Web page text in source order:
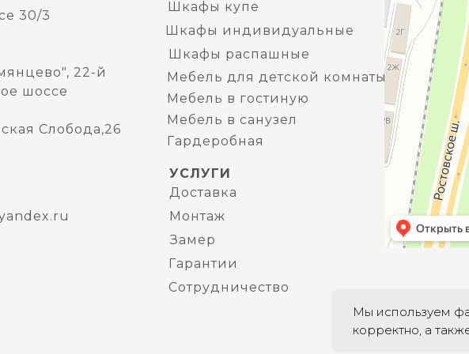
УСЛУГИ
30/3
22-й
шоссе
Слобода,26
Шкафы купе
Шкафы распашные
Шкафы индивидуальные
Доставка
Монтаж
Замер
Гарантии
Сотрудничество
ИНН:
Мебель для детской комнаты
Мебель в гостиную
Мебель в санузел
Гардеробная
Мы используем
корректно, а